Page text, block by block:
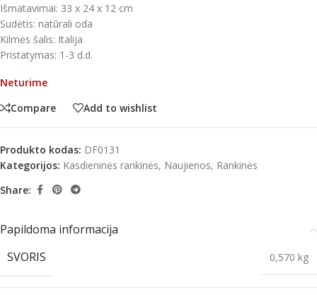
Išmatavimai: 33 x 24 x 12 cm
Sudėtis: natūrali oda
Kilmės šalis: Italija
Pristatymas: 1-3 d.d.
Neturime
Compare
Add to wishlist
Produkto kodas: DF0131
Kategorijos: Kasdieninės rankinės, Naujienos, Rankinės
Share:
Papildoma informacija
SVORIS
0,570 kg